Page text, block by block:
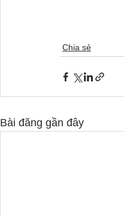
Chia sẻ
Bài đăng gần đây